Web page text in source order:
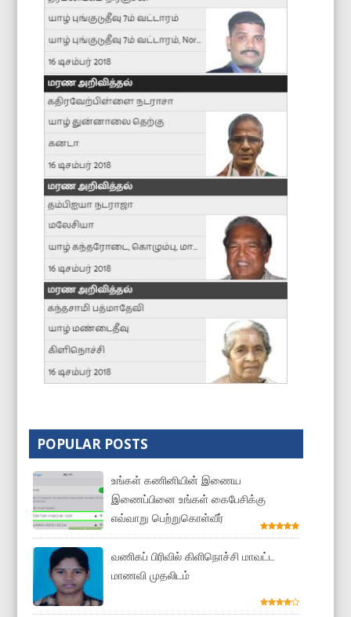
POPULAR POSTS
உங்கள் கணினியின் இணைய
இணைப்பினை உங்கள் கைபேசிக்கு
எவ்வாறு பெற்றுகொள்வீர்
வணிகப் பிரிவில் கிளிநொச்சி மாவட்ட
மாணவி முதலிடம்